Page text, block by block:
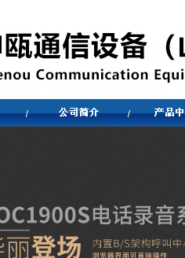
SOC1000-UC100
SOC1000-UC30